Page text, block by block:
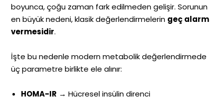
boyunca, çoğu zaman fark edilmeden gelişir. Sorunun
en büyük nedeni, klasik değerlendirmelerin geç alarm
vermesidir.
İşte bu nedenle modern metabolik değerlendirmede
üç parametre birlikte ele alınır:
HOMA-IR → Hücresel insülin direnci